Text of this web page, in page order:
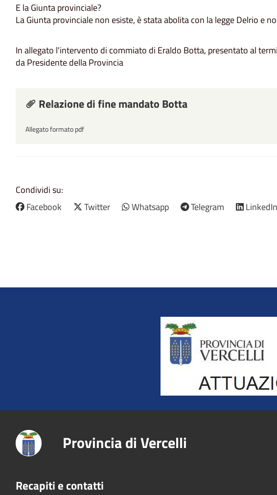
E la Giunta provinciale?
La Giunta provinciale non esiste, è stata abolita con la legge Delrio e
In allegato l'intervento di commiato di Eraldo Botta, presentato al
da Presidente della Provincia
Relazione di fine mandato Botta
Allegato formato pdf
Condividi su:
Facebook
Twitter Whatsapp Telegram LinkedIn
Title
Provincia di Vercelli
Recapiti e contatti